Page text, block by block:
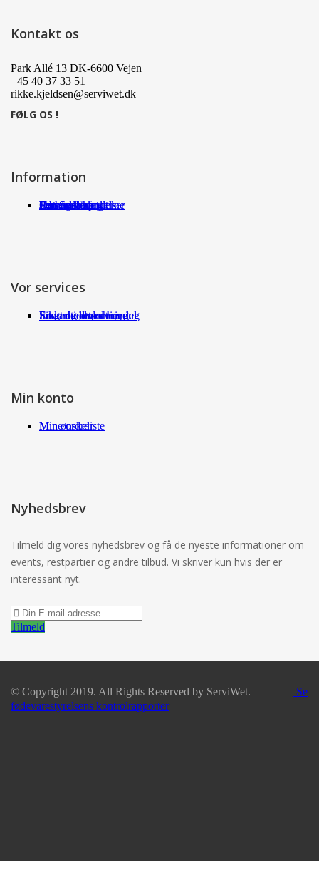
Kontakt os
Park Allé 13 DK-6600 Vejen
+45 40 37 33 51
rikke.kjeldsen@serviwet.dk
FØLG OS !
Information
Om Serviwet
Serviwet blog
Forhandlere
Persondatapolitik
Handelsbetingelser
Det siger kunderne
Jobs
Vor services
Fragt og returneringer
Sikkerhed ved handel
International shopping
Samarbejdspartnere
Leverandørservice
Min konto
Min ønskeliste
Mine ordrer
Nyhedsbrev
Tilmeld dig vores nyhedsbrev og få de nyeste informationer om
events, restpartier og andre tilbud. Vi skriver kun hvis der er
interessant nyt.
Tilmeld
© Copyright 2019. All Rights Reserved by ServiWet.
Se
fødevarestyrelsens kontrolrapporter